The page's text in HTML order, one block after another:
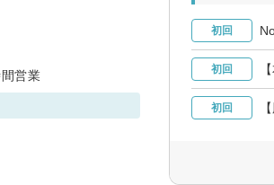
初回
初回
初回
営業